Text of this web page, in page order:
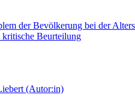
der Bevölkerung bei der
kritische Beurteilung
(Autor:in)